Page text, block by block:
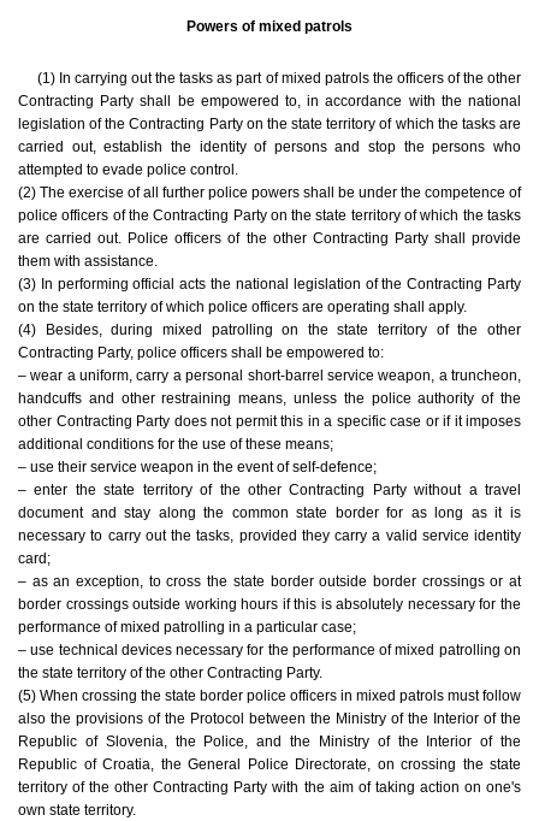
Powers of mixed patrols
(1) In carrying out the tasks as part of mixed patrols the officers of the other
Contracting Party shall be empowered to, in accordance with the national
legislation of the Contracting Party on the state territory of which the tasks are
carried out, establish the identity of persons and stop the persons who
attempted to evade police control.
(2) The exercise of all further police powers shall be under the competence of
police officers of the Contracting Party on the state territory of which the tasks
are carried out. Police officers of the other Contracting Party shall provide
them with assistance.
(3) In performing official acts the national legislation of the Contracting Party
on the state territory of which police officers are operating shall apply.
(4) Besides, during mixed patrolling on the state territory of the other
Contracting Party, police officers shall be empowered to:
– wear a uniform, carry a personal short-barrel service weapon, a truncheon,
handcuffs and other restraining means, unless the police authority of the
other Contracting Party does not permit this in a specific case or if it imposes
additional conditions for the use of these means;
– use their service weapon in the event of self-defence;
– enter the state territory of the other Contracting Party without a travel
document and stay along the common state border for as long as it is
necessary to carry out the tasks, provided they carry a valid service identity
card;
– as an exception, to cross the state border outside border crossings or at
border crossings outside working hours if this is absolutely necessary for the
performance of mixed patrolling in a particular case;
– use technical devices necessary for the performance of mixed patrolling on
the state territory of the other Contracting Party.
(5) When crossing the state border police officers in mixed patrols must follow
also the provisions of the Protocol between the Ministry of the Interior of the
Republic of Slovenia, the Police, and the Ministry of the Interior of the
Republic of Croatia, the General Police Directorate, on crossing the state
territory of the other Contracting Party with the aim of taking action on one's
own state territory.